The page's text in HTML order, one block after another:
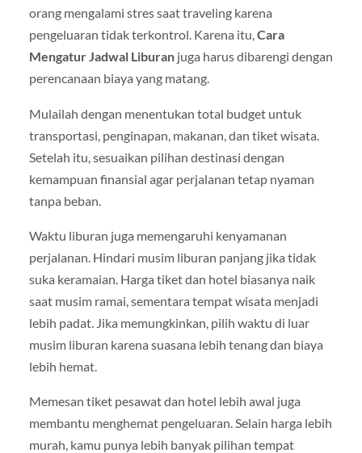
orang mengalami stres saat traveling karena
pengeluaran tidak terkontrol. Karena itu,Cara
Mengatur Jadwal Liburanjuga harus dibarengi dengan
perencanaan biaya yang matang.
Mulailah dengan menentukan total budget untuk
transportasi, penginapan, makanan, dan tiket wisata.
Setelah itu, sesuaikan pilihan destinasi dengan
kemampuan finansial agar perjalanan tetap nyaman
tanpa beban.
Waktu liburan juga memengaruhi kenyamanan
perjalanan. Hindari musim liburan panjang jika tidak
suka keramaian. Harga tiket dan hotel biasanya naik
saat musim ramai, sementara tempat wisata menjadi
lebih padat. Jika memungkinkan, pilih waktu di luar
musim liburan karena suasana lebih tenang dan biaya
lebih hemat.
Memesan tiket pesawat dan hotel lebih awal juga
membantu menghemat pengeluaran. Selain harga lebih
murah, kamu punya lebih banyak pilihan tempat